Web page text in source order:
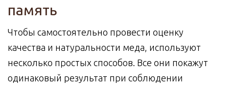
память
Чтобы самостоятельно провести оценку
качества и натуральности меда, используют
несколько простых способов. Все они покажут
одинаковый результат при соблюдении